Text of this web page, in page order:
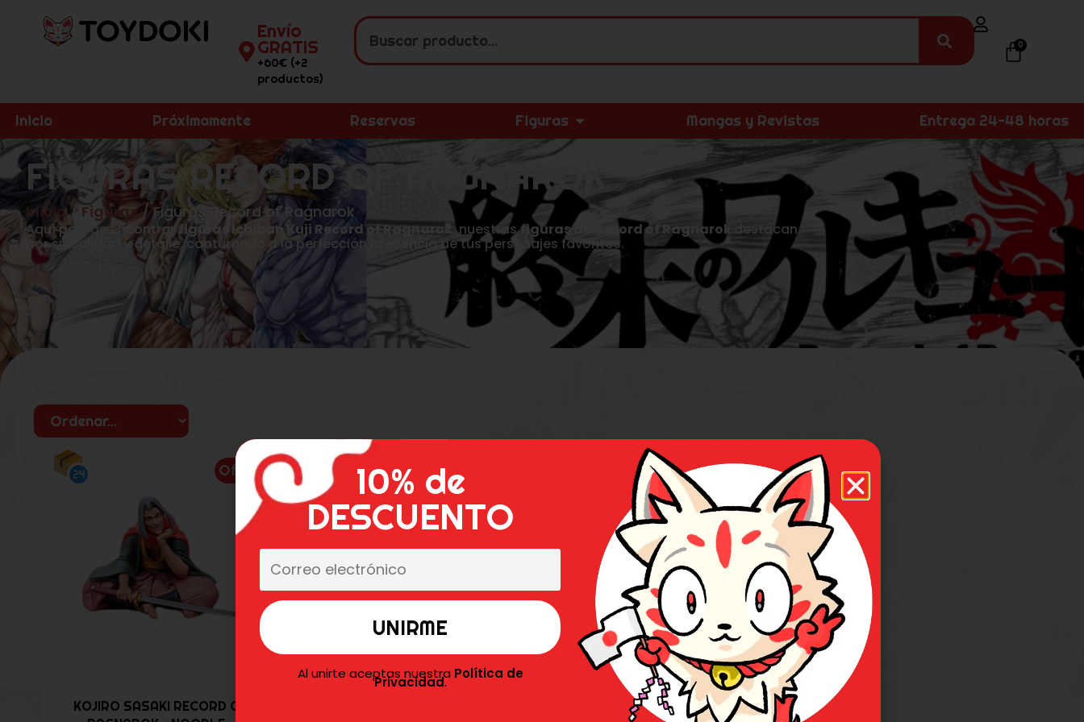
Envío
GRATIS
+60€ (+2
productos)
0
Inicio Próximamente Reservas Figuras Mangas y Revistas Entrega 24-48 horas
FIGURAS RECORD OF RAGNAROK
Inicio/ Figuras/ Figuras Record of Ragnarok
Aquí podrás encontrarfiguras Ichiban Kuji Record of Ragnarok , nuestrasfiguras de Record of Ragnarok destacan
por su calidad y detalle, capturando a la perfección la esencia de tus personajes favoritos.
Oferta
KOJIRO SASAKI RECORD OF
10% de
DESCUENTO
Al unirte aceptas nuestra Política de
Privacidad.